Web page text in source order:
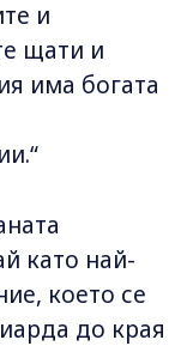
и
щати и
има богата
като най-
което се
до края